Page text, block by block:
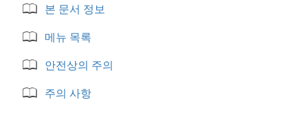
본 문서 정보
메뉴 목록
안전상의 주의
주의 사항